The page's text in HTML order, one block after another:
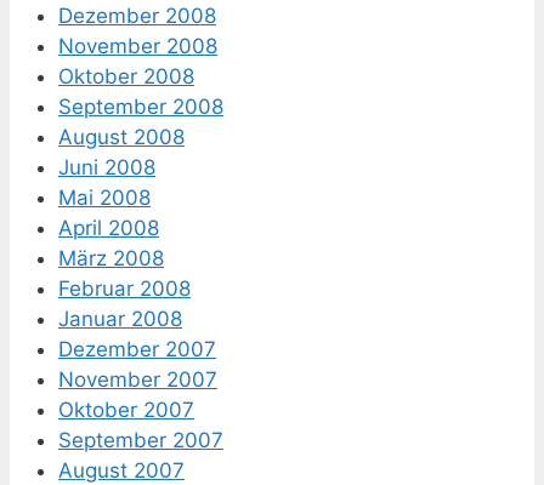
Dezember 2008
November 2008
Oktober 2008
September 2008
August 2008
Juni 2008
Mai 2008
April 2008
März 2008
Februar 2008
Januar 2008
Dezember 2007
November 2007
Oktober 2007
September 2007
August 2007